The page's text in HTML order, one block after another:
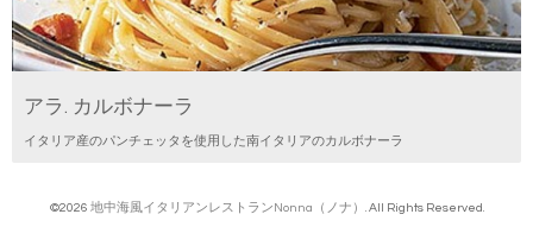
アラ. カルボナーラ
イタリア産のパンチェッタを使用した南イタリアのカルボナーラ
©2026 地中海風イタリアンレストランNonna（ノナ） . All Rights Reserved.